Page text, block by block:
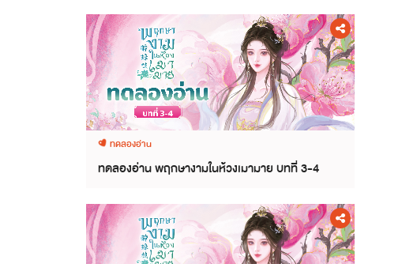
ทดลองอ่าน
ทดลองอ่าน พฤกษางามในห้วงเมามาย บทที่ 3-4